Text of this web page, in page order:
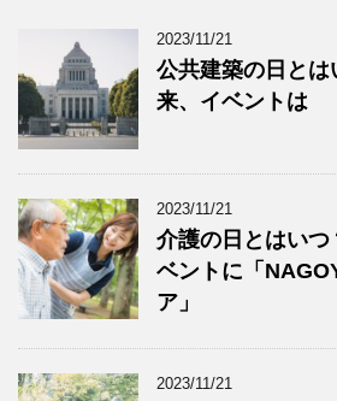
2023/11/21
公共建築の日とは
来、イベントは
2023/11/21
介護の日とはいつ
ベントに「
ア」
2023/11/21